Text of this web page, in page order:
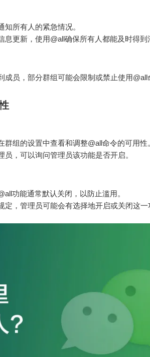
知所有人的紧急情况。
息更新，使用@all确保所有人都能及时得到
成员，部分群组可能会限制或禁止使用@all
群组的设置中查看和调整@all命令的可用性
员，可以询问管理员该功能是否开启。
功能通常默认关闭，以防止滥用。
定，管理员可能会有选择地开启或关闭这